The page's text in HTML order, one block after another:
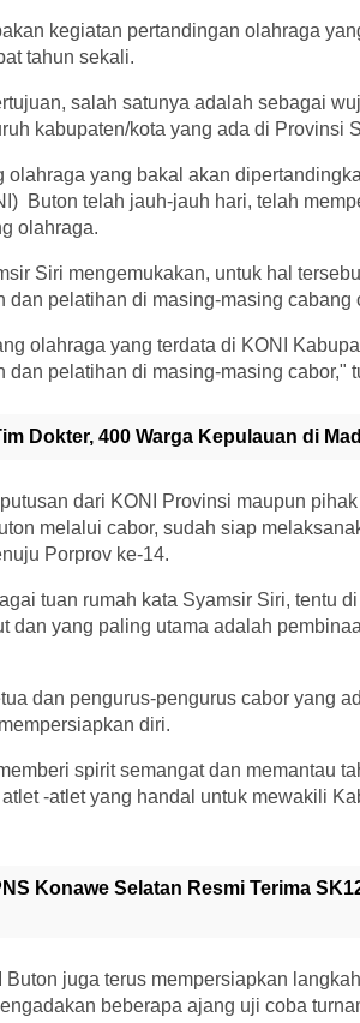
kegiatan pertandingan olahraga
tahun sekali.
salah satunya adalah sebagai
kabupaten/kota yang ada di Provinsi
olahraga yang bakal akan
Buton telah jauh-jauh hari, telah
olahraga.
Siri mengemukakan, untuk hal
dan pelatihan di masing-masing cabang
olahraga yang terdata di KONI
dan pelatihan di masing-masing cabor,"
Dokter, 400 Warga Kepulauan di
dari KONI Provinsi maupun
melalui cabor, sudah siap
Porprov ke-14.
tuan rumah kata Syamsir Siri, tentu
dan yang paling utama adalah
dan pengurus-pengurus cabor yang
diri.
spirit semangat dan memantau
-atlet yang handal untuk mewakili
Konawe Selatan Resmi Terima
Buton juga terus mempersiapkan
beberapa ajang uji coba